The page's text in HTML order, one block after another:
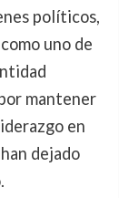
políticos,
uno de
mantener
en
dejado